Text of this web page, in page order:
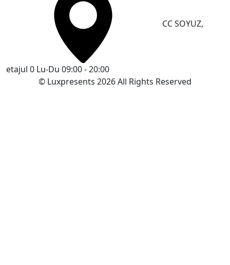
CC SOYUZ,
etajul 0 Lu-Du 09:00 - 20:00
© Luxpresents 2026 All Rights Reserved